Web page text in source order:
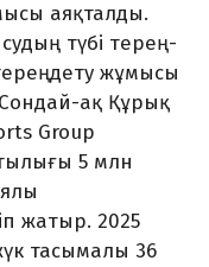
аяқталды.
түбі терең­
жұмысы
ақ Құрық
Group
5 млн
жатыр. 2025
тасымалы 36